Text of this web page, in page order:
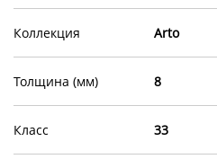
Коллекция Arto
Толщина (мм) 8
Класс 33